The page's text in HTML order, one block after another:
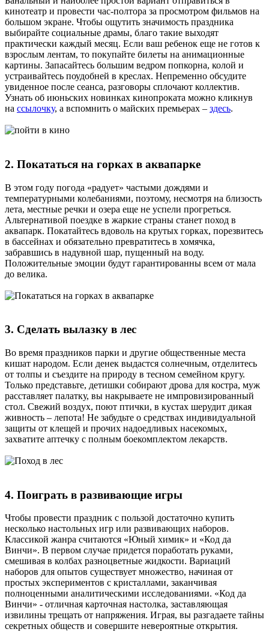
кинотеатр и провести час-полтора за просмотром фильмов на
большом экране. Чтобы ощутить значимость праздника
выбирайте социальные драмы, благо такие выходят
практически каждый месяц. Если ваш ребенок еще не готов к
взрослым лентам, то покупайте билеты на анимационные
картины. Запасайтесь большим ведром попкорна, колой и
устраивайтесь поудобней в креслах. Непременно обсудите
увиденное после сеанса, разговоры сплочают коллектив.
Узнать об июньских новинках кинопроката можно кликнув
на ссылочку, а вспомнить о майских премьерах – здесь.
2. Покататься на горках в аквапарке
В этом году погода «радует» частыми дождями и
температурными колебаниями, поэтому, несмотря на близость
лета, местные речки и озера еще не успели прогреться.
Альтернативой поездке в жаркие страны станет поход в
аквапарк. Покатайтесь вдоволь на крутых горках, порезвитесь
в бассейнах и обязательно превратитесь в хомячка,
забравшись в надувной шар, пущенный на воду.
Положительные эмоции будут гарантированны всем от мала
до велика.
3. Сделать вылазку в лес
Во время праздников парки и другие общественные места
кишат народом. Если денек выдастся солнечным, отделитесь
от толпы и съездите на природу в тесном семейном кругу.
Только представьте, детишки собирают дрова для костра, муж
расставляет палатку, вы накрываете не импровизированный
стол. Свежий воздух, поют птички, в кустах шерудит дикая
живность – лепота! Не забудьте о средствах индивидуальной
защиты от клещей и прочих надоедливых насекомых,
захватите аптечку с полным боекомплектом лекарств.
4. Поиграть в развивающие игры
Чтобы провести праздник с пользой достаточно купить
несколько настольных игр или развивающих наборов.
Классикой жанра считаются «Юный химик» и «Код да
Винчи». В первом случае придется поработать руками,
смешивая в колбах разноцветные жидкости. Вариаций
наборов для опытов существует множество, начиная от
простых экспериментов с кристаллами, заканчивая
полноценными аналитическими исследованиями. «Код да
Винчи» - отличная карточная настолка, заставляющая
извилины трещать от напряжения. Играя, вы разгадаете тайны
секретных обществ и совершите невероятные открытия.